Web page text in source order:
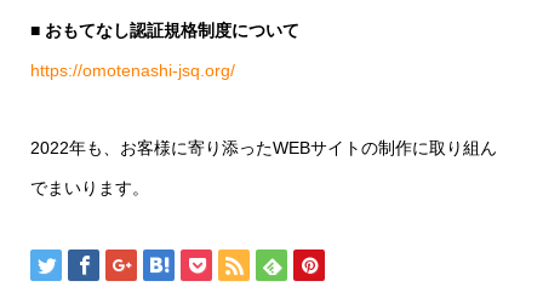
■ おもてなし認証規格制度について
https://omotenashi-jsq.org/
2022年も、お客様に寄り添ったWEBサイトの制作に取り組ん
でまいります。